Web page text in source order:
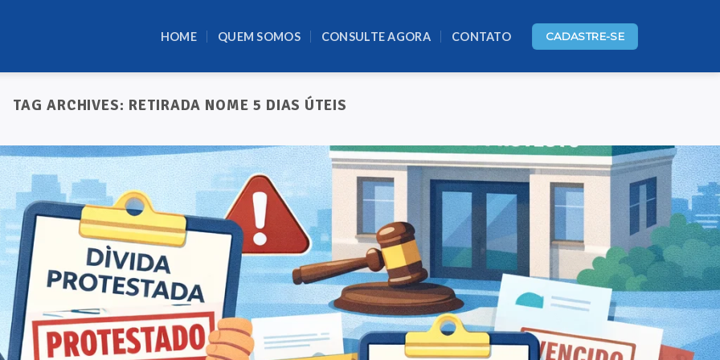
HOME QUEM SOMOS CONSULTE AGORA CONTATO CADASTRE-SE
TAG ARCHIVES: RETIRADA NOME 5 DIAS ÚTEIS